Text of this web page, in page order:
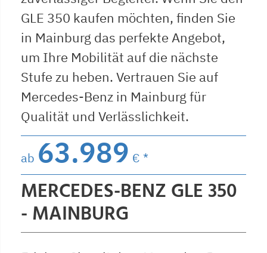
GLE 350 kaufen möchten, finden Sie
in Mainburg das perfekte Angebot,
um Ihre Mobilität auf die nächste
Stufe zu heben. Vertrauen Sie auf
Mercedes-Benz in Mainburg für
Qualität und Verlässlichkeit.
ab 63.989 € *
MERCEDES-BENZ GLE 350
- MAINBURG